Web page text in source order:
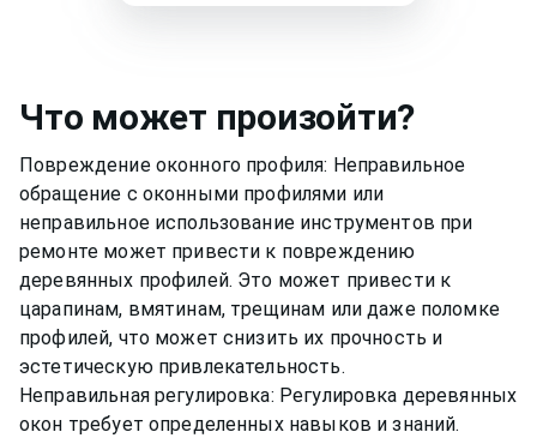
Что может произойти?
Повреждение оконного профиля: Неправильное
обращение с оконными профилями или
неправильное использование инструментов при
ремонте может привести к повреждению
деревянных профилей. Это может привести к
царапинам, вмятинам, трещинам или даже поломке
профилей, что может снизить их прочность и
эстетическую привлекательность.
Неправильная регулировка: Регулировка деревянных
окон требует определенных навыков и знаний.